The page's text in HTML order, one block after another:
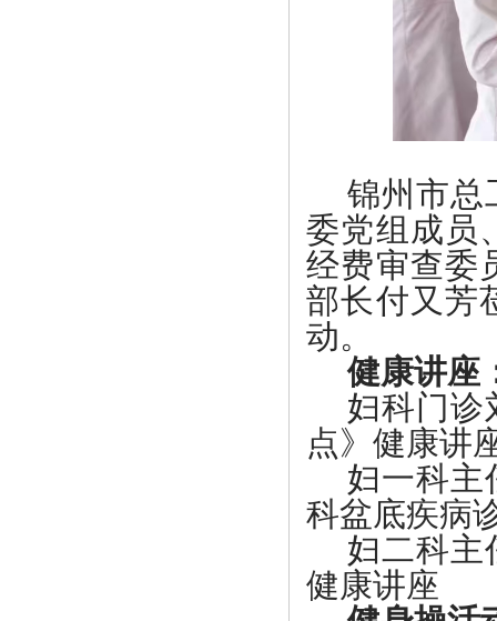
锦州市总
委党组成员
经费审查委
部长付又芳
动。
健康讲座
妇科门诊
点》健康讲
妇一科主
科盆底疾病
妇二科主
健康讲座